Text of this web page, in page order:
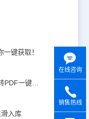
键获取！
CAD怎么批量打印成PDF？CAD转PDF一键批量完成！
入库
在线咨询
销售热线